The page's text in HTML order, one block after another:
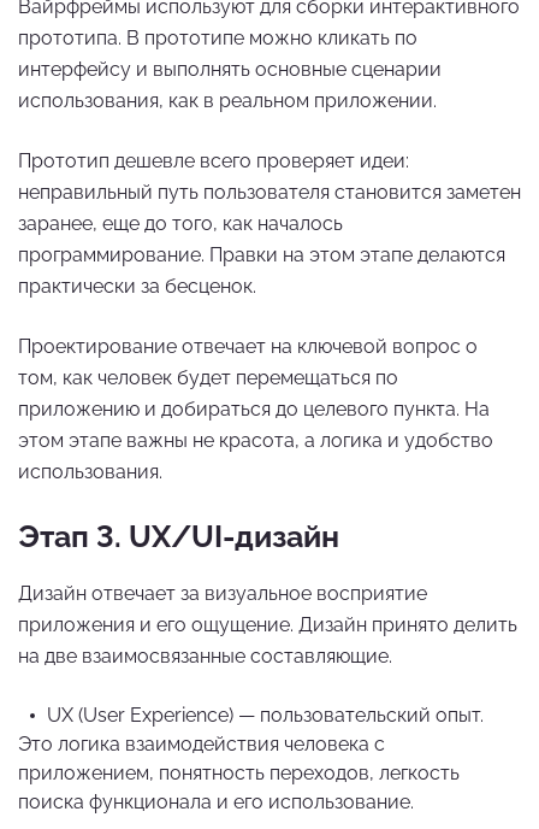
Вайрфреймы используют для сборки интерактивного
прототипа. В прототипе можно кликать по
интерфейсу и выполнять основные сценарии
использования, как в реальном приложении.
Прототип дешевле всего проверяет идеи:
неправильный путь пользователя становится заметен
заранее, еще до того, как началось
программирование. Правки на этом этапе делаются
практически за бесценок.
Проектирование отвечает на ключевой вопрос о
том, как человек будет перемещаться по
приложению и добираться до целевого пункта. На
этом этапе важны не красота, а логика и удобство
использования.
Этап 3. UX/UI-дизайн
Дизайн отвечает за визуальное восприятие
приложения и его ощущение. Дизайн принято делить
на две взаимосвязанные составляющие.
UX (User Experience) — пользовательский опыт.
Это логика взаимодействия человека с
приложением, понятность переходов, легкость
поиска функционала и его использование.